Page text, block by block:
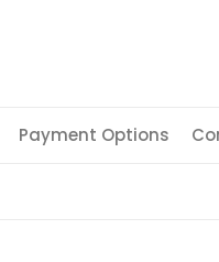
Payment Options